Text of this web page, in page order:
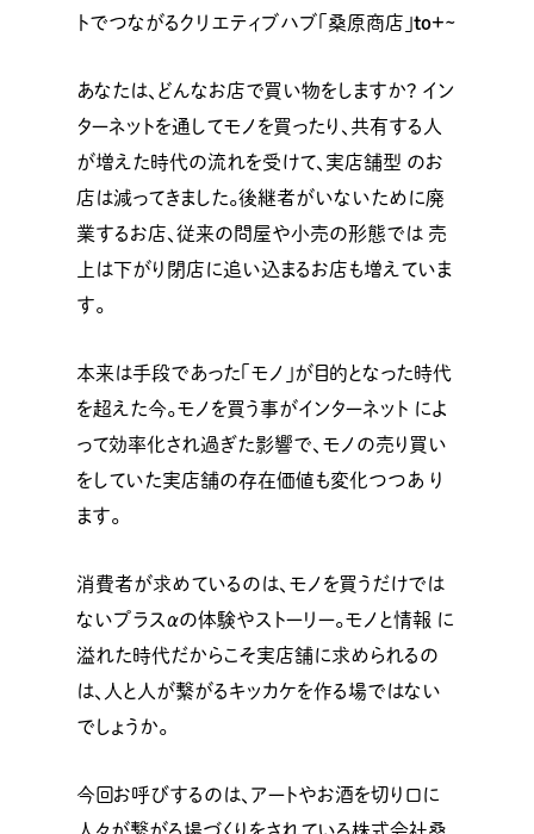
トでつながるクリエティブハブ「桑原商店」to+~
あなたは、どんなお店で買い物をしますか? イン
ターネットを通してモノを買ったり、共有する人
が増えた時代の流れを受けて、実店舗型 のお
店は減ってきました。後継者がいないために廃
業するお店、従来の問屋や小売の形態では 売
上は下がり閉店に追い込まるお店も増えていま
す。
本来は手段であった「モノ」が目的となった時代
を超えた今。モノを買う事がインターネット によ
って効率化され過ぎた影響で、モノの売り買い
をしていた実店舗の存在価値も変化つつあ り
ます。
消費者が求めているのは、モノを買うだけでは
ないプラスαの体験やストーリー。モノと情報 に
溢れた時代だからこそ実店舗に求められるの
は、人と人が繋がるキッカケを作る場ではない
でしょうか。
今回お呼びするのは、アートやお酒を切り口に